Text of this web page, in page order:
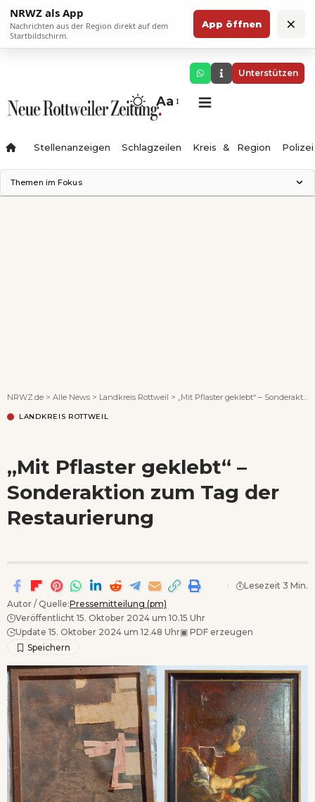
NRWZ als App
Nachrichten aus der Region direkt auf dem
Startbildschirm.
App öffnen ×
Unterstützen
Aa
Stellenanzeigen Schlagzeilen Kreis & Region Polizei
Themen im Fokus
NRWZ.de > Alle News > Landkreis Rottweil > „Mit Pflaster geklebt“ – Sonderaktion zum Tag der Restaurierung
LANDKREIS ROTTWEIL
„Mit Pflaster geklebt“ –
Sonderaktion zum Tag der
Restaurierung
Autor / Quelle:Pressemitteilung (pm)
Veröffentlicht 15. Oktober 2024 um 10.15 Uhr
Update 15. Oktober 2024 um 12.48 Uhr▣ PDF erzeugen
Lesezeit 3 Min.